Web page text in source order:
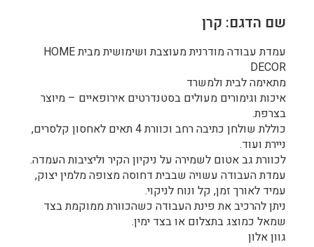
שם הדגם: קרן
עמדת עבודה מודרנית מעוצבת ושימושית מבית HOME
DECOR
מתאימה לבית ולמשרד
איכות וגימורים מעולים בסטנדרטים אירופאיים – מיוצר
בצרפת.
כוללת שולחן כתיבה רחב וכוורת 4 תאים לאחסון קלסרים,
ניירת ועוד.
לכוורת גב אטום לשמירה על ניקיון הקיר וליציבות העמדה.
עמדת העבודה עשויה שבבית דחוסה מצופה מלמין יצוק,
עמיד לאורך זמן, קל ונוח לניקוי.
ניתן להרכיב את פינת העבודה כשהכוורת ממוקמת בצד
שמאל כמוצג בתצלום או בצד ימין.
גוון אלון